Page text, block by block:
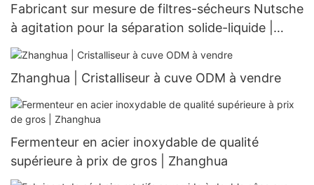
Fabricant sur mesure de filtres-sécheurs Nutsche
à agitation pour la séparation solide-liquide |
Zhanghua
Zhanghua | Cristalliseur à cuve ODM à vendre
Fermenteur en acier inoxydable de qualité
supérieure à prix de gros | Zhanghua